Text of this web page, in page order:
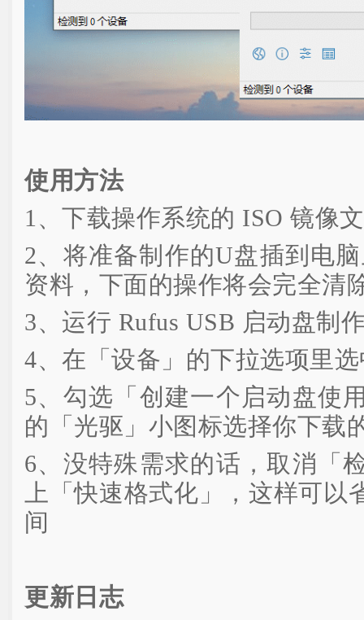
使用方法
1、下载操作系统的 ISO 镜像
2、将准备制作的U盘插到电
资料，下面的操作将会完全清
3、运行 Rufus USB 启动盘制
4、在「设备」的下拉选项里
5、勾选「创建一个启动盘使
的「光驱」小图标选择你下载
6、没特殊需求的话，取消「
上「快速格式化」，这样可以
间
更新日志